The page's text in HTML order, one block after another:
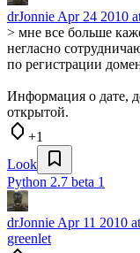
drJonnie Apr 24 2010
> мне все больше
негласно
по регистрации
Информация о дате,
открытой.
+1
Look
Python 2.7 beta 1
drJonnie Apr 11 2010
greenlet